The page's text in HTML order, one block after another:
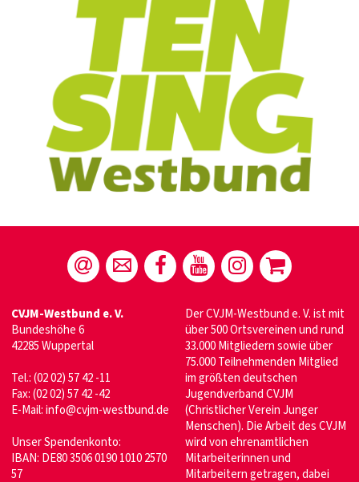
CVJM-Westbund e. V.
Bundeshöhe 6
42285 Wuppertal
Tel.: (02 02) 57 42 -11
Fax: (02 02) 57 42 -42
E-Mail:info@cvjm-westbund.de
Unser Spendenkonto:
IBAN: DE80 3506 0190 1010 2570
57
Der CVJM-Westbund e. V. ist mit
über 500 Ortsvereinen und rund
33.000 Mitgliedern sowie über
75.000 Teilnehmenden Mitglied
im größten deutschen
Jugendverband CVJM
(Christlicher Verein Junger
Menschen). Die Arbeit des CVJM
wird von ehrenamtlichen
Mitarbeiterinnen und
Mitarbeitern getragen, dabei